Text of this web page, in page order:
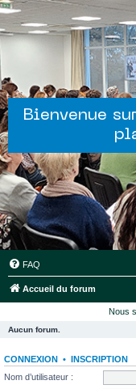
Bienvenue
FAQ
Accueil du forum
Nous
Aucun forum.
CONNEXION • INSCRIPTION
Nom d’utilisateur :